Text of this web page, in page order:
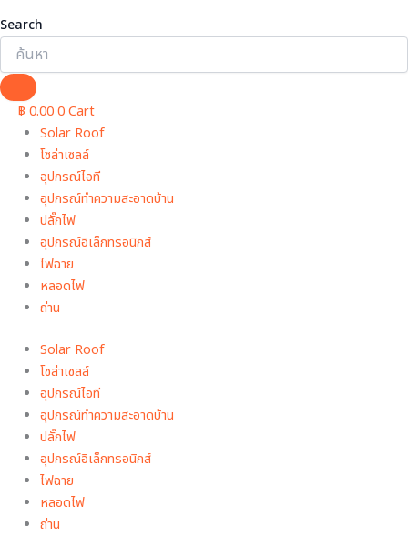
Search
฿ 0.000Cart
Solar Roof
โซล่าเซลล์
อุปกรณ์ไอที
อุปกรณ์ทําความสะอาดบ้าน
ปลั๊กไฟ
อุปกรณ์อิเล็กทรอนิกส์
ไฟฉาย
หลอดไฟ
ถ่าน
Solar Roof
โซล่าเซลล์
อุปกรณ์ไอที
อุปกรณ์ทําความสะอาดบ้าน
ปลั๊กไฟ
อุปกรณ์อิเล็กทรอนิกส์
ไฟฉาย
หลอดไฟ
ถ่าน